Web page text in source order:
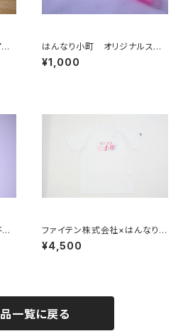
はんなり小町 オリジナルステ
ィックペンライト（単色）
¥1,000
ファイテン株式会社×はんなり小
町 コラボTシャツ
¥4,500
一覧に戻る